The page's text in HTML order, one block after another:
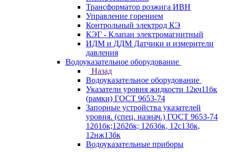
Трансформатор розжига ИВН
Управление горением
Контрольный электрод КЭ
КЭГ - Клапан электромагнитный
ИДМ и ДДМ Датчики и измерители
давления
Водоуказательное оборудование
Назад
Водоуказательное оборудование
Указатели уровня жидкости 12кч11бк
(рамки) ГОСТ 9653-74
Запорные устройства указателей
уровня. (спец. назнач.) ГОСТ 9653-74
12б1бк;12б2бк; 12б3бк, 12с13бк,
12нж13бк
Водоуказательные приборы